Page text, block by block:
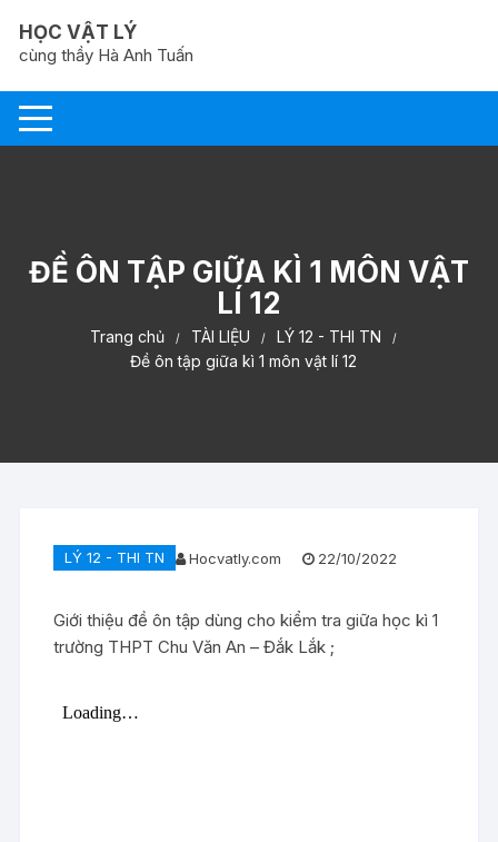
nội
dung
HỌC VẬT LÝ
cùng thầy Hà Anh Tuấn
ĐỀ ÔN TẬP GIỮA KÌ 1 MÔN VẬT
LÍ 12
Trang chủ TÀI LIỆU
LÝ 12 - THI TN
Đề ôn tập giữa kì 1 môn vật lí 12
LÝ 12 - THI TN Hocvatly.com 22/10/2022
Giới thiệu đề ôn tập dùng cho kiểm tra giữa học kì 1
trường THPT Chu Văn An – Đắk Lắk ;